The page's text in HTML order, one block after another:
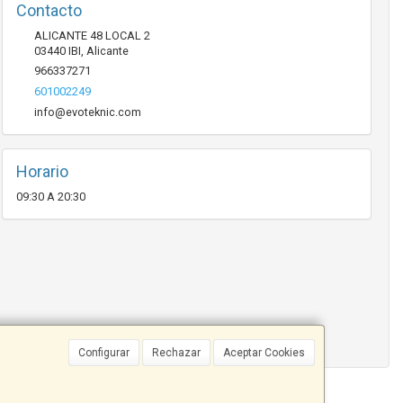
Configurar Rechazar Aceptar Cookies
Contacto
ALICANTE 48 LOCAL 2
03440 IBI, Alicante
966337271
601002249
info@evoteknic.com
Horario
09:30 A 20:30